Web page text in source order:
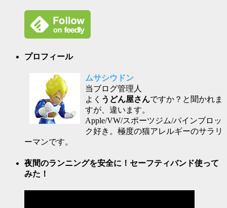
プロフィール
ムサシウドン
当ブログ管理人
よく うどん屋さんですか？と聞かれま
すが、違います。
Apple/VW/スポーツジム/パインブロッ
ク好き。極度の猫アレルギーのサラリ
ーマンです。
夜間のランニングを安全に！セーフティバンド使って
みた！